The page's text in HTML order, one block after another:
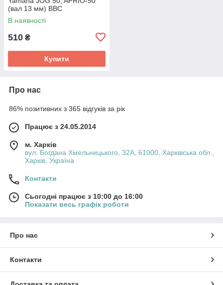
(вал 13 мм) BBC
В наявності
510 ₴
Купити
Про нас
86% позитивних з 365 відгуків за рік
Працює з 24.05.2014
м. Харків
вул. Богдана Хмельницького, 32А, 61000, Харківська обл.,
Харків, Україна
Контакти
Сьогодні працює з 10:00 до 16:00
Показати весь графік роботи
Про нас
Контакти